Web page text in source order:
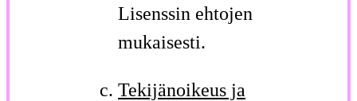
Lisenssin ehtojen
mukaisesti.
Tekijänoikeus ja